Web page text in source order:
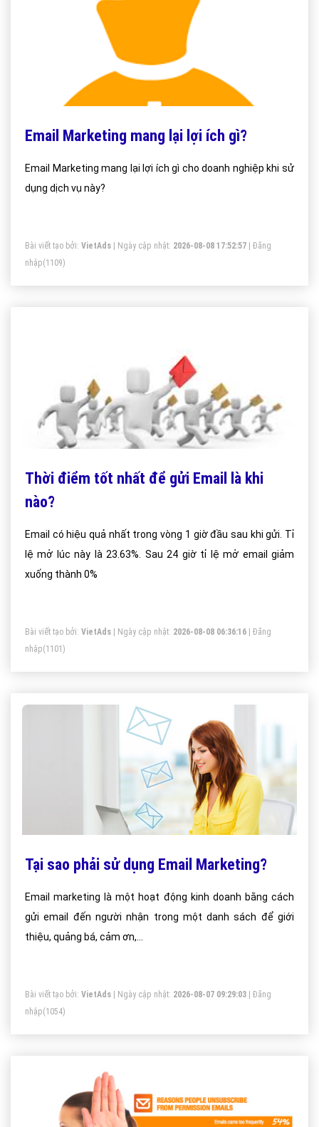
Email Marketing mang lại lợi ích gì?
Email Marketing mang lại lợi ích gì cho doanh nghiệp khi sử
dụng dịch vụ này?
Bài viết tạo bởi: VietAds | Ngày cập nhật: 2026-08-08 17:52:57
Đăng
nhập(1109)
Thời điểm tốt nhất để gửi Email là khi
nào?
Email có hiệu quả nhất trong vòng 1 giờ đầu sau khi gửi. Tỉ
lệ mở lúc này là 23.63%. Sau 24 giờ tỉ lệ mở email giảm
xuống thành 0%
Bài viết tạo bởi: VietAds | Ngày cập nhật: 2026-08-08 06:36:16
Đăng
nhập(1101)
Tại sao phải sử dụng Email Marketing?
Email marketing là một hoạt động kinh doanh bằng cách
gửi email đến người nhận trong một danh sách để giới
thiệu, quảng bá, cảm ơn,…
Bài viết tạo bởi: VietAds | Ngày cập nhật: 2026-08-07 09:29:03
Đăng
nhập(1054)